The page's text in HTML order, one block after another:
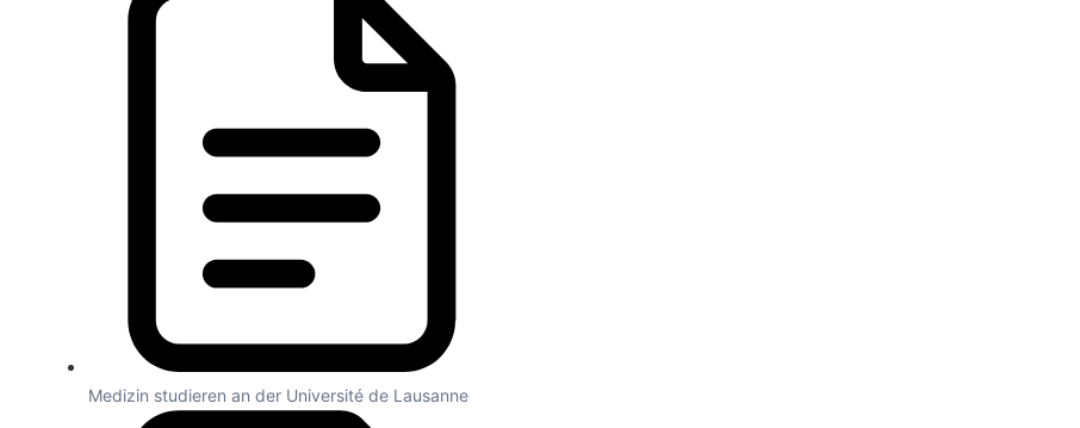
Medizin studieren an der Université de Lausanne